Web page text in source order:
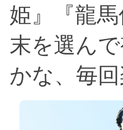
姫』『龍
末を選ん
かな、毎